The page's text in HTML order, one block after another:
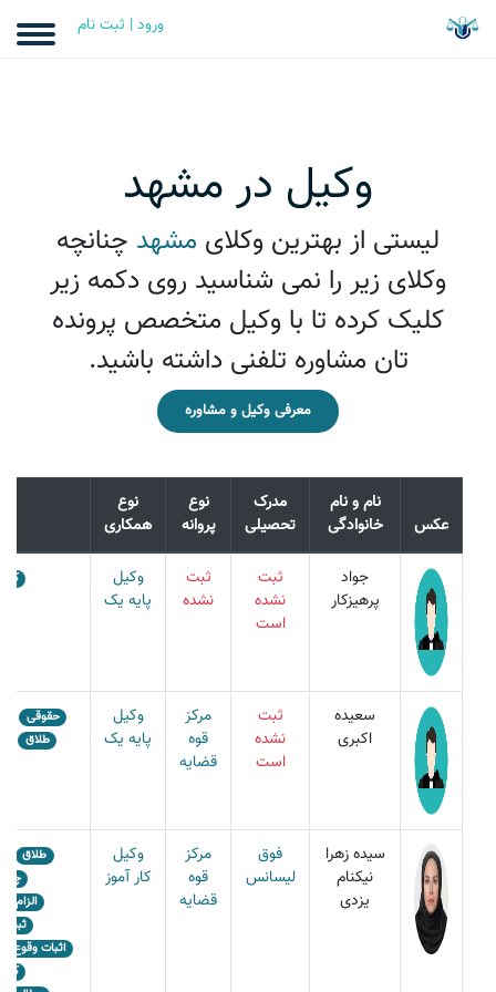
ورود | ثبت نام
وکیل در مشهد
لیستی از بهترین وکلای مشهد چنانچه
وکلای زیر را نمی شناسيد روی دکمه زیر
کلیک کرده تا با وکیل متخصص پرونده
تان مشاوره تلفنی داشته باشید.
معرفی وکیل و مشاوره
عکس
نام و نام
خانوادگی
مدرک
تحصیلی
نوع
پروانه
نوع
همکاری
جواد
پرهیزکار
ثبت
نشده
است
ثبت
نشده
وکیل
پایه یک
سعیده
اکبری
ثبت
نشده
است
مرکز
قوه
قضایه
وکیل
پایه یک
حقوقی
طلاق
سیده زهرا
نیکنام
یزدی
فوق
لیسانس
مرکز
قوه
قضایه
وکیل
کار آموز
طلاق
چک
الزام
ثبت
اثبات وقوع